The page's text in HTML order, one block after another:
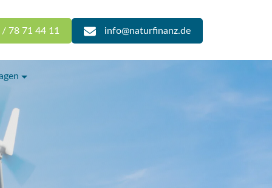
78 71 44 11 info@naturfinanz.de